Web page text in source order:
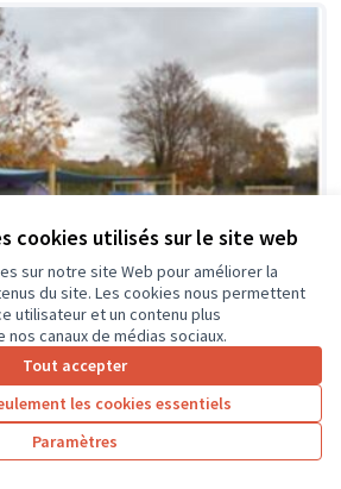
cookies utilisés sur le site web
sur notre site Web pour améliorer la
du site. Les cookies nous permettent
utilisateur et un contenu plus
canaux de médias sociaux.
Tout accepter
les cookies essentiels
Paramètres
des murs
Soumis au vote
0